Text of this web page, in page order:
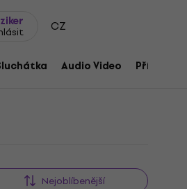
CZ
Audio Video
Nejoblíbenější